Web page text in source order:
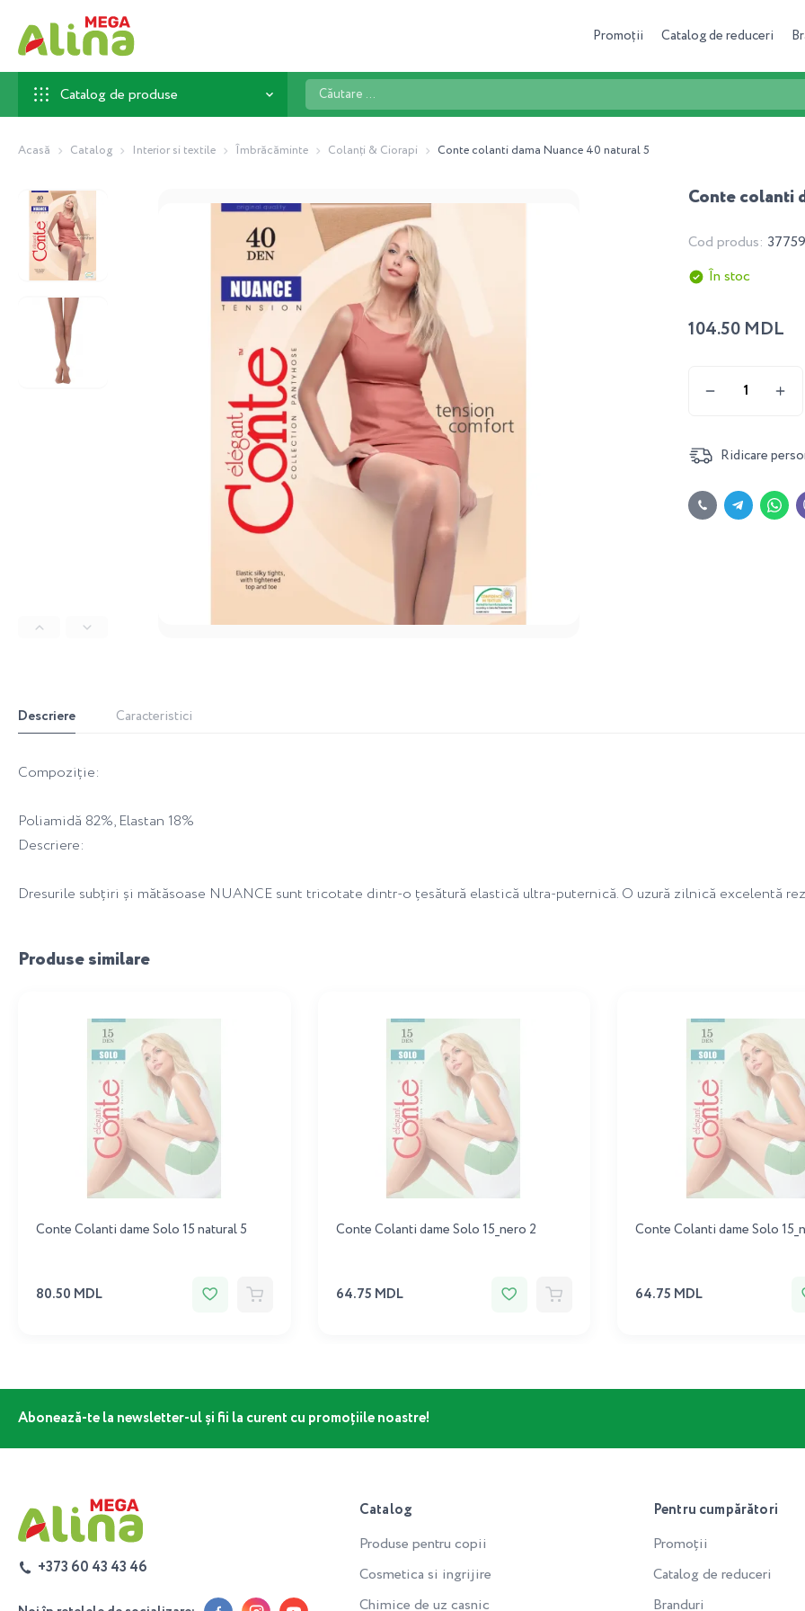
Promoții Catalog de reduceri
Catalog de produse
Căutare
...
Acasă Catalog Interior si textile Îmbrăcăminte Colanți & Ciorapi Conte colanti dama Nuance 40 natural 5
Conte colanti
Cod produs: 37759
În stoc
104.50 MDL
Ridicare
Descriere Caracteristici
Compoziție:
Poliamidă 82%, Elastan 18%
Descriere:
Dresurile subțiri și mătăsoase NUANCE sunt tricotate dintr-o țesătură elastică ultra-puternică. O uzură zilnică excelentă
Produse similare
Conte Colanti dame Solo 15 natural 5
80.50 MDL
Conte Colanti dame Solo 15_nero 2
64.75 MDL
Conte Colanti dame Solo
64.75 MDL
Abonează-te la newsletter-ul și fii la curent cu promoțiile noastre!
+373 60 43 43 46
Catalog
Produse pentru copii
Cosmetica si ingrijire
Chimice de uz casnic
Pentru cumpărători
Promoții
Catalog de reduceri
Branduri